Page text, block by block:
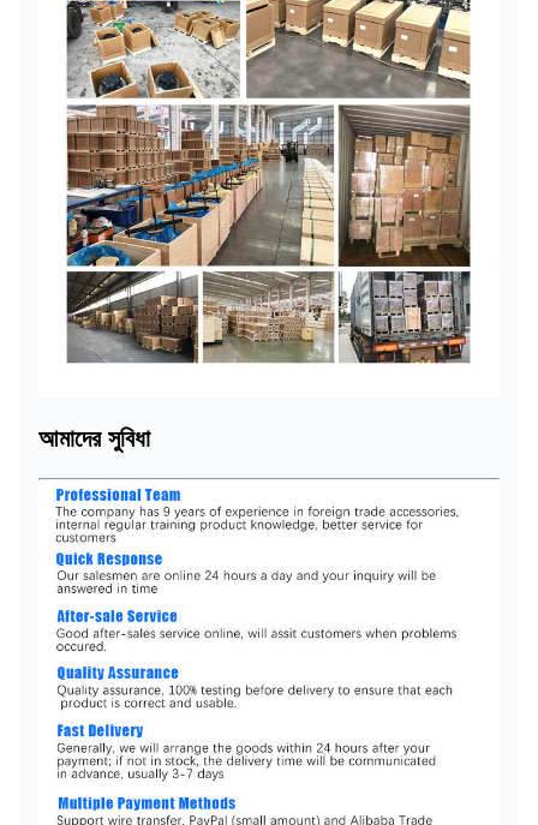
আমাদের সুবিধা